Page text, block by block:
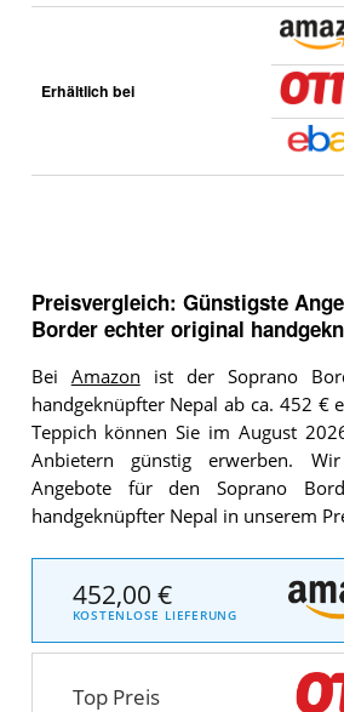
Erhältlich bei
Preisvergleich: Günstigste
Border echter original
Bei Amazon ist der Soprano
handgeknüpfter Nepal ab ca. 452 €
Teppich können Sie im August
Anbietern günstig erwerben.
Angebote für den Soprano
handgeknüpfter Nepal in unserem
452,00 €
KOSTENLOSE LIEFERUNG
Top Preis